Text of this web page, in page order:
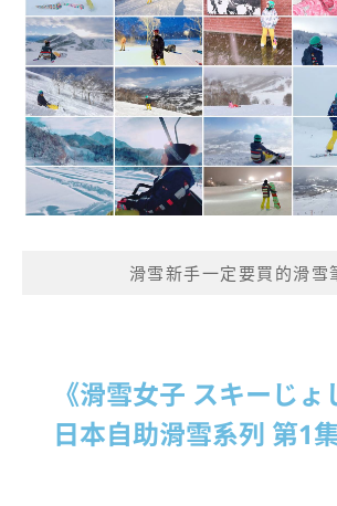
滑雪新手一定要買的滑雪